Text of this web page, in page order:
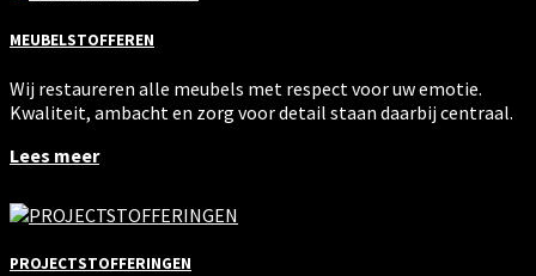
MEUBELSTOFFEREN
Wij restaureren alle meubels met respect voor uw emotie.
Kwaliteit, ambacht en zorg voor detail staan daarbij centraal.
Lees meer
PROJECTSTOFFERINGEN